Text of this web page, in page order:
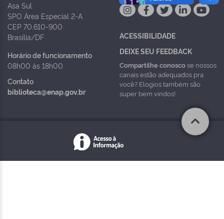
Asa Sul
SPO Área Especial 2-A
CEP 70.610-900
Brasília/DF
Horário de funcionamento
08h00 às 18h00
Contato
biblioteca@enap.gov.br
ACESSIBILIDADE
DEIXE SEU FEEDBACK
Compartilhe conoscose nossos
canais estão adequados pra
você? Elogios também são
super bem vindos!